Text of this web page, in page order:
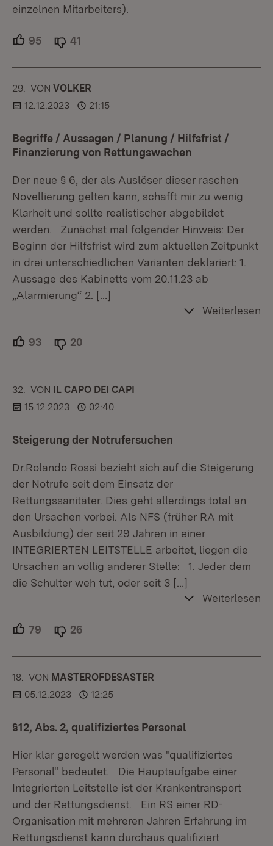
einzelnen Mitarbeiters).
95 Unterstützer.
41
29. KOMMENTAR
VON :VOLKER
12.12.2023
21:15
Begriffe / Aussagen / Planung / Hilfsfrist /
Finanzierung von Rettungswachen
Der neue § 6, der als Auslöser dieser raschen
Novellierung gelten kann, schafft mir zu wenig
Klarheit und sollte realistischer abgebildet
werden. Zunächst mal folgender Hinweis: Der
Beginn der Hilfsfrist wird zum aktuellen Zeitpunkt
in drei unterschiedlichen Varianten deklariert: 1.
Aussage des Kabinetts vom 20.11.23 ab
„Alarmierung“ 2. […]
Weiterlesen
93 Unterstützer.
20
32. KOMMENTAR
VON :IL CAPO DEI CAPI
15.12.2023
02:40
Steigerung der Notrufersuchen
Dr.Rolando Rossi bezieht sich auf die Steigerung
der Notrufe seit dem Einsatz der
Rettungssanitäter. Dies geht allerdings total an
den Ursachen vorbei. Als NFS (früher RA mit
Ausbildung) der seit 29 Jahren in einer
INTEGRIERTEN LEITSTELLE arbeitet, liegen die
Ursachen an völlig anderer Stelle: 1. Jeder dem
die Schulter weh tut, oder seit 3 […]
Weiterlesen
79 Unterstützer.
26
18. KOMMENTAR
VON :MASTEROFDESASTER
05.12.2023
12:25
§12, Abs. 2, qualifiziertes Personal
Hier klar geregelt werden was "qualifiziertes
Personal" bedeutet. Die Hauptaufgabe einer
Integrierten Leitstelle ist der Krankentransport
und der Rettungsdienst. Ein RS einer RD-
Organisation mit mehreren Jahren Erfahrung im
Rettungsdienst kann durchaus qualifiziert